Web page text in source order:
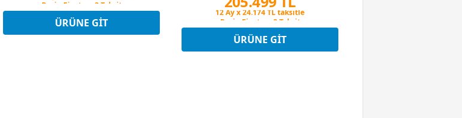
Peşin Fiyatına 3 Taksit
ÜRÜNE GIT
Peşin Fiyatına 3 Taksit
Peşin Fiyatına 3 Taksit
ÜRÜNE GIT